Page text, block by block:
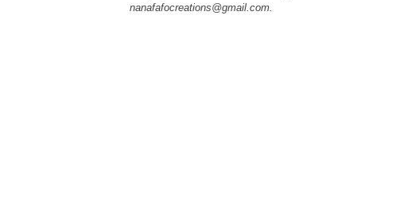
nanafafocreations@gmail.com.